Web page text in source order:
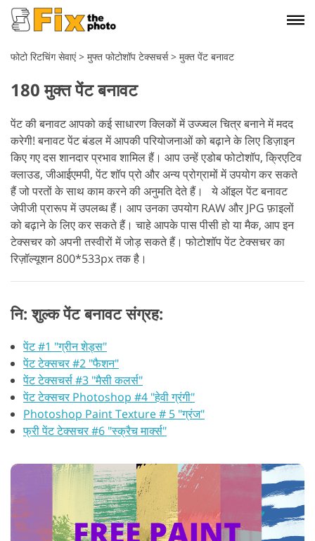
फोटो रिटचिंग सेवाएं> मुफ्त फोटोशॉप टेक्सचर्स> मुक्त पेंट बनावट
180 मुक्त पेंट बनावट
पेंट की बनावट आपको कई साधारण क्लिकों में उज्ज्वल चित्र बनाने में मदद
करेगी! बनावट पेंट बंडल में आपकी परियोजनाओं को बढ़ाने के लिए डिज़ाइन
किए गए दस शानदार प्रभाव शामिल हैं। आप उन्हें एडोब फोटोशॉप, क्रिएटिव
क्लाउड, जीआईएमपी, पेंट शॉप प्रो और अन्य प्रोग्रामों में उपयोग कर सकते
हैं जो परतों के साथ काम करने की अनुमति देते हैं।ये ऑइल पेंट बनावट
जेपीजी प्रारूप में उपलब्ध हैं। आप उनका उपयोग RAW और JPG फ़ाइलों
को बढ़ाने के लिए कर सकते हैं। चाहे आपके पास पीसी हो या मैक, आप इन
टेक्सचर को अपनी तस्वीरों में जोड़ सकते हैं। फोटोशॉप पेंट टेक्सचर का
रिज़ॉल्यूशन 800*533px तक है।
नि: शुल्क पेंट बनावट संग्रह:
पेंट #1 "ग्रीन शेड्स"
पेंट टेक्सचर #2 "फैशन"
पेंट टेक्सचर्स #3 "मैसी कलर्स"
पेंट टेक्सचर Photoshop #4 "हेवी ग्रंगी"
Photoshop Paint Texture # 5 "ग्रंज"
फ्री पेंट टेक्सचर #6 "स्क्रैच मार्क्स"